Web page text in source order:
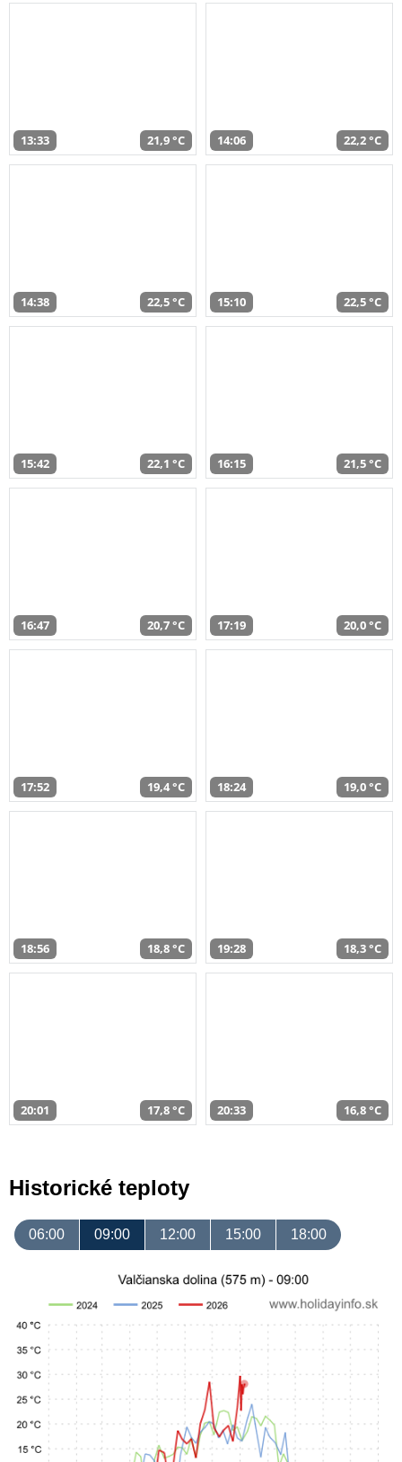
13:33 21,9 °C 14:06 22,2 °C
14:38 22,5 °C 15:10 22,5 °C
15:42 22,1 °C 16:15 21,5 °C
16:47 20,7 °C 17:19 20,0 °C
17:52 19,4 °C 18:24 19,0 °C
18:56 18,8 °C 19:28 18,3 °C
20:01 17,8 °C 20:33 16,8 °C
Historické teploty
06:00 09:00 12:00 15:00 18:00